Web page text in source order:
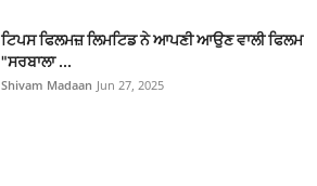
ਟਿਪਸ ਫਿਲਮਜ਼ ਲਿਮਟਿਡ ਨੇ ਆਪਣੀ ਆਉਣ ਵਾਲੀ ਫਿਲਮ
"ਸਰਬਾਲਾ ...
Shivam Madaan Jun 27, 2025